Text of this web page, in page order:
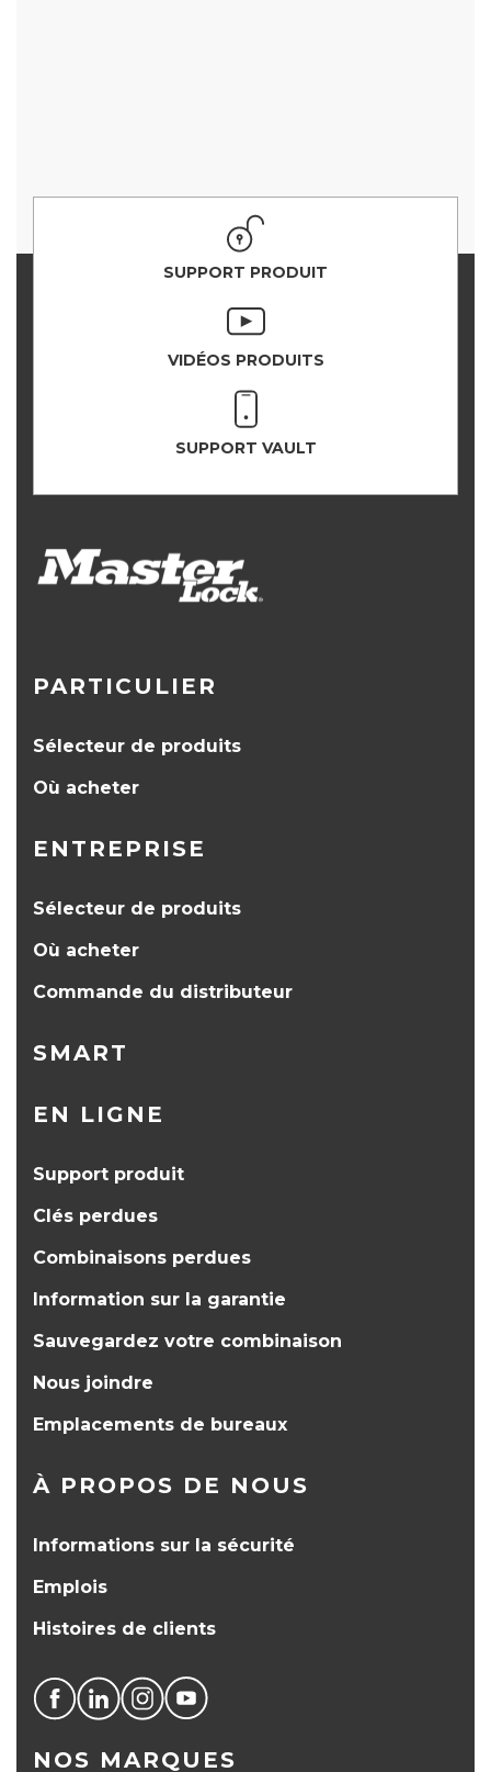
SUPPORT PRODUIT
VIDÉOS PRODUITS
SUPPORT VAULT
PARTICULIER
Sélecteur de produits
Où acheter
ENTREPRISE
Sélecteur de produits
Où acheter
Commande du distributeur
SMART
EN LIGNE
Support produit
Clés perdues
Combinaisons perdues
Information sur la garantie
Sauvegardez votre combinaison
Nous joindre
Emplacements de bureaux
À PROPOS DE NOUS
Informations sur la sécurité
Emplois
Histoires de clients
NOS MARQUES